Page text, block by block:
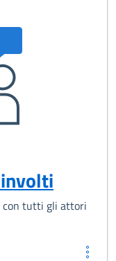
con tutti gli attori